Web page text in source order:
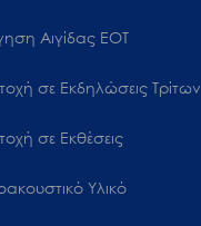
Αιγίδας ΕΟΤ
σε Εκδηλώσεις Τρίτων
σε Εκθέσεις
Υλικό